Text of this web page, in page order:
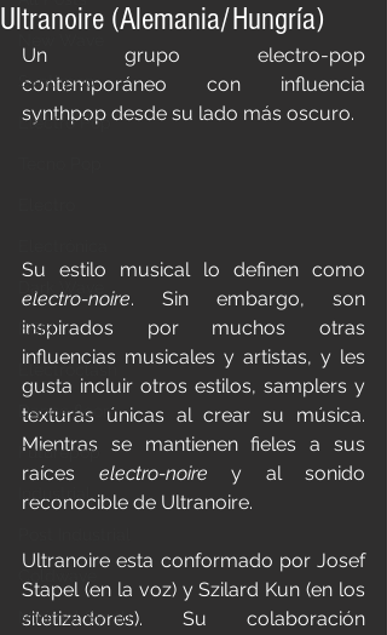
Synthpop
Electro Pop
Dark Wave
EBM
Electroclash
Dance floor
Futurepop
Minimal Synth
Ultranoire (Alemania/Hungría)
Un grupo electro-pop
contemporáneo con influencia
synthpop desde su lado más oscuro.
electro-noire. Sin embargo, son
inspirados por muchos otras
influencias musicales y artistas, y les
gusta incluir otros estilos, samplers y
texturas únicas al crear su música.
Mientras se mantienen fieles a sus
raíces electro-noire y al sonido
reconocible de Ultranoire.
Ultranoire esta conformado por Josef
Stapel (en la voz) y Szilard Kun (en los
sitetizadores). Su colaboración